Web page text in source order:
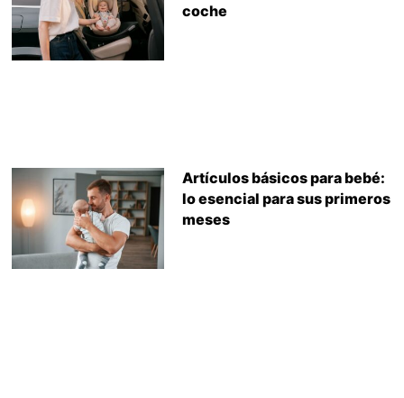
coche
Artículos básicos para bebé:
lo esencial para sus primeros
meses